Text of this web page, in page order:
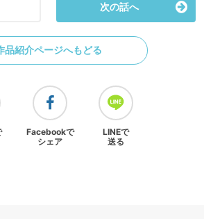
次の話へ
品紹介ページへもどる
Facebookで
シェア
LINEで
送る